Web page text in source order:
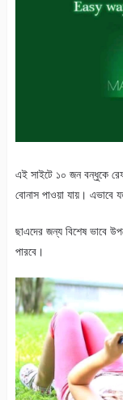
এই সাইটে ১০ জন বন্ধুকে
বোনাস পাওয়া যায়। এভাবে
ছাএদের জন্য বিশেষ ভাবে
পারবে।